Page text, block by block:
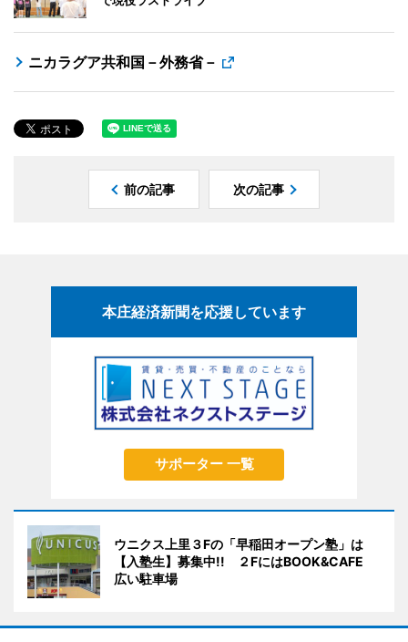
ニカラグア共和国－外務省－
前の記事 次の記事
本庄経済新聞を応援しています
サポーター 一覧
ウニクス上里３Fの「早稲田オープン塾」は
【入塾生】募集中!! ２FにはBOOK&CAFE
広い駐車場